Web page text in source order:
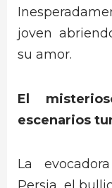
joven
su amor.
El
escenarios
La